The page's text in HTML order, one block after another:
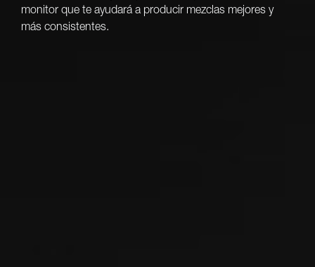
monitor que te ayudará a producir mezclas mejores y
más consistentes.